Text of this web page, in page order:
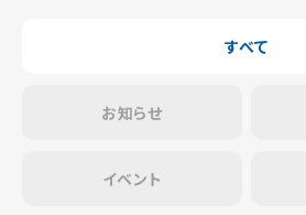
すべて
お知らせ
イベント